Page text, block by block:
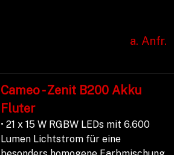
a. Anfr.
Cameo - Zenit B200 Akku
Fluter
• 21 x 15 W RGBW LEDs mit 6.600
Lumen Lichtstrom für eine